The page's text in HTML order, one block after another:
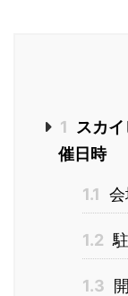
1
スカ
催日時
1.1
1.2
1.3